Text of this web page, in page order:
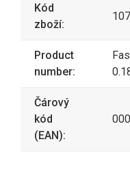
Kód
zboží:
Product
number:
Čárový
kód
(EAN):